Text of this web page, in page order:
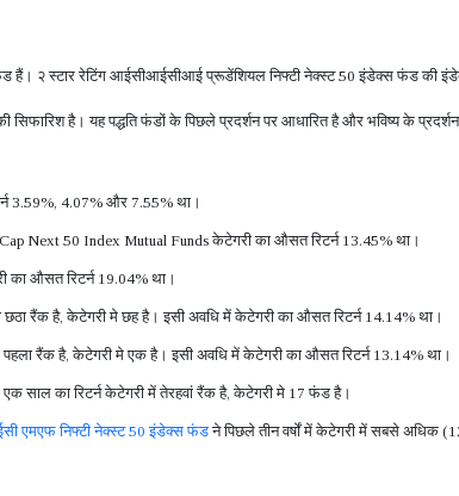
स्टार रेटिंग आईसीआईसीआई प्रूडेंशियल निफ्टी नेक्स्ट 50 इंडेक्स फंड की
सिफारिश है। यह पद्धति फंडों के पिछले प्रदर्शन पर आधारित है और भविष्य के प्रदर्शन
3.59%, 4.07% और 7.55% था।
Next 50 Index Mutual Funds केटेगरी का औसत रिटर्न 13.45% था।
का औसत रिटर्न 19.04% था।
रैंक है, केटेगरी मे छह है। इसी अवधि में केटेगरी का औसत रिटर्न 14.14% था।
रैंक है, केटेगरी मे एक है। इसी अवधि में केटेगरी का औसत रिटर्न 13.14% था।
साल का रिटर्न केटेगरी में तेरहवां रैंक है, केटेगरी मे 17 फंड है।
एमएफ निफ्टी नेक्स्ट 50 इंडेक्स फंडने पिछले तीन वर्षों में केटेगरी में सबसे अधिक